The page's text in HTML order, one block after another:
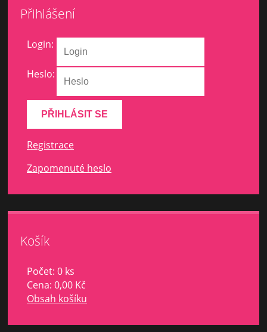
Přihlášení
Login:
Heslo:
Registrace
Zapomenuté heslo
Košík
Počet: 0 ks
Cena: 0,00 Kč
Obsah košíku